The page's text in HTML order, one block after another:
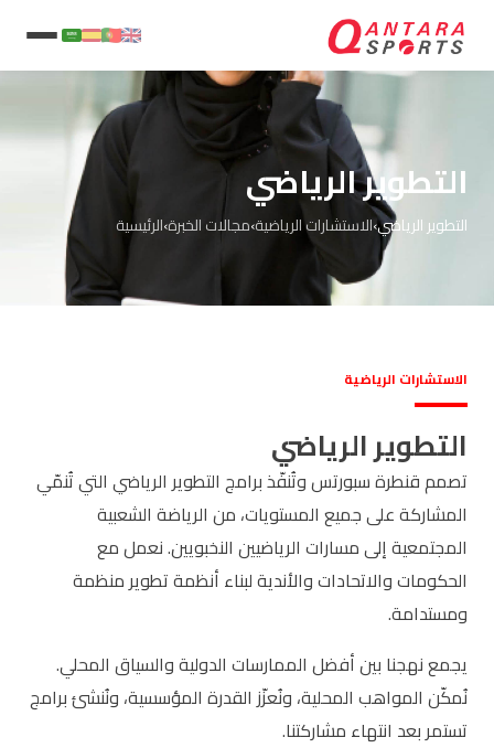
التطوير الرياضي
الرئيسية›مجالات الخبرة›الاستشارات الرياضية›التطوير الرياضي
الاستشارات الرياضية
التطوير الرياضي
تصمم قنطرة سبورتس وتُنفّذ برامج التطوير الرياضي التي تُنمّي
المشاركة على جميع المستويات، من الرياضة الشعبية
المجتمعية إلى مسارات الرياضيين النخبويين. نعمل مع
الحكومات والاتحادات والأندية لبناء أنظمة تطوير منظمة
ومستدامة.
يجمع نهجنا بين أفضل الممارسات الدولية والسياق المحلي.
نُمكّن المواهب المحلية، ونُعزّز القدرة المؤسسية، ونُنشئ برامج
تستمر بعد انتهاء مشاركتنا.